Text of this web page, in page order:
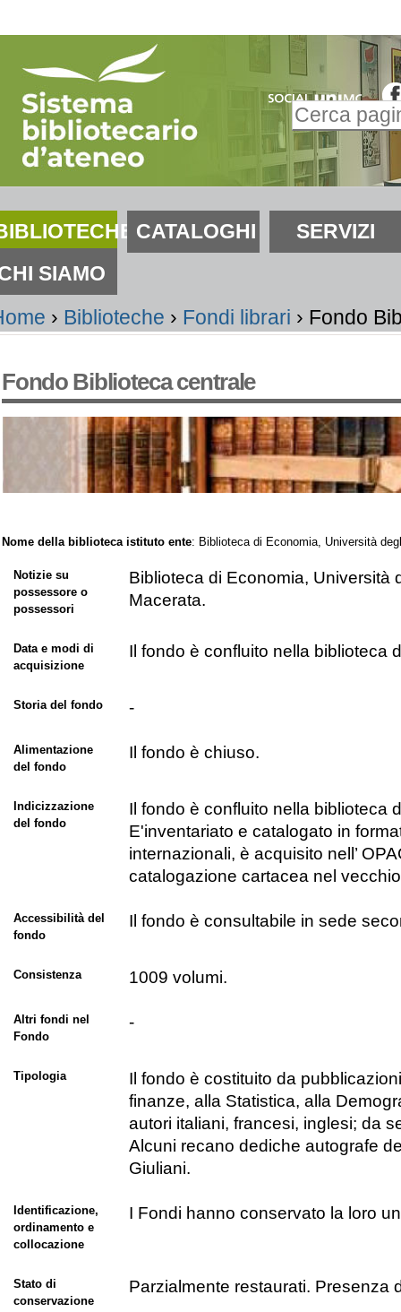
Inserire il
Ricerca
avanzata…
CATALOGHI
SERVIZI
SIAMO
› Biblioteche › Fondi librari › Fondo
Fondo Biblioteca centrale
Nome della biblioteca istituto ente: Biblioteca di Economia, Università
Notizie su
possessore o
possessori
Biblioteca di Economia, Università
Macerata.
Data e modi di
acquisizione
Il fondo è confluito nella biblioteca
Storia del fondo -
Alimentazione
del fondo
Il fondo è chiuso.
Indicizzazione
del fondo
Il fondo è confluito nella biblioteca
E'inventariato e catalogato in
internazionali, è acquisito nell’
catalogazione cartacea nel
Accessibilità del
fondo
Il fondo è consultabile in sede
Consistenza 1009 volumi.
Altri fondi nel
Fondo
-
Tipologia
Il fondo è costituito da
finanze, alla Statistica, alla
autori italiani, francesi, inglesi; da
Alcuni recano dediche autografe
Giuliani.
Identificazione,
ordinamento e
collocazione
I Fondi hanno conservato la loro
Stato di
conservazione
Parzialmente restaurati. Presenza